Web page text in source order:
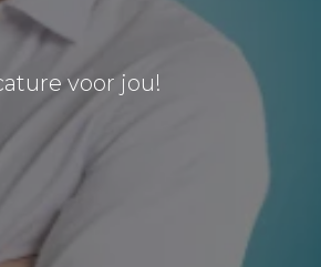
voor jou!